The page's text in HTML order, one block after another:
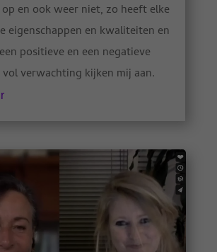
en ook weer niet, zo heeft elke
eigenschappen en kwaliteiten en
positieve en een negatieve
verwachting kijken mij aan.